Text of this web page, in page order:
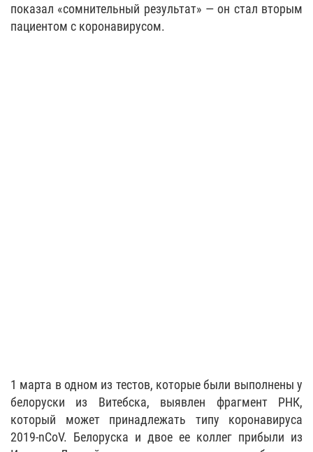
показал «сомнительный результат» — он стал вторым
пациентом с коронавирусом.
1 марта в одном из тестов, которые были выполнены у
белоруски из Витебска, выявлен фрагмент РНК,
который может принадлежать типу коронавируса
2019-nCoV. Белоруска и двое ее коллег прибыли из